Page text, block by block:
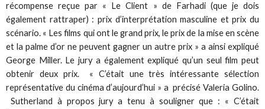
récompense reçue par « Le Client » de Farhadi (que je dois
également rattraper) : prix d’interprétation masculine et prix du
scénario. « Les films qui ont le grand prix, le prix de la mise en scène
et la palme d’or ne peuvent gagner un autre prix » a ainsi expliqué
George Miller. Le jury a également expliqué qu’un seul film peut
obtenir deux prix. « C’était une très intéressante sélection
représentative du cinéma d’aujourd’hui » a précisé Valeria Golino.
Sutherland à propos jury a tenu à souligner que : « C’était